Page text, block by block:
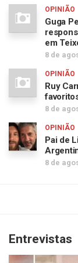
OPINIÃO
Guga
em
8 de
OPINIÃO
Ruy
8 de
OPINIÃO
Pai de
8 de
Entrevistas